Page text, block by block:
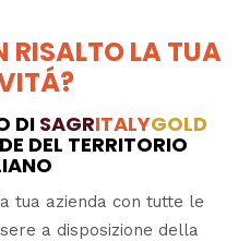
RISALTO LA TUA
DI SAGRITALYGOLD
DEL TERRITORIO
tua azienda con tutte le
a disposizione della